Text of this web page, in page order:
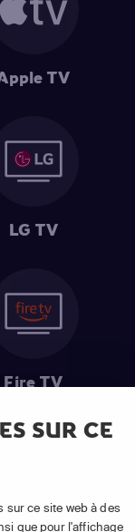
SUR CE
sur ce site web à des
que pour l'affichage
TV
LG TV
Fire TV
Basic.
hors frais